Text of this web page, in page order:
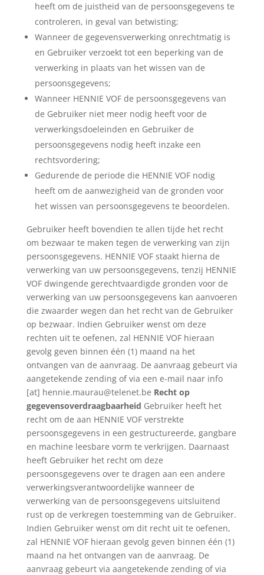
heeft om de juistheid van de persoonsgegevens te
controleren, in geval van betwisting;
Wanneer de gegevensverwerking onrechtmatig is
en Gebruiker verzoekt tot een beperking van de
verwerking in plaats van het wissen van de
persoonsgegevens;
Wanneer HENNIE VOF de persoonsgegevens van
de Gebruiker niet meer nodig heeft voor de
verwerkingsdoeleinden en Gebruiker de
persoonsgegevens nodig heeft inzake een
rechtsvordering;
Gedurende de periode die HENNIE VOF nodig
heeft om de aanwezigheid van de gronden voor
het wissen van persoonsgegevens te beoordelen.
Gebruiker heeft bovendien te allen tijde het recht
om bezwaar te maken tegen de verwerking van zijn
persoonsgegevens. HENNIE VOF staakt hierna de
verwerking van uw persoonsgegevens, tenzij HENNIE
VOF dwingende gerechtvaardigde gronden voor de
verwerking van uw persoonsgegevens kan aanvoeren
die zwaarder wegen dan het recht van de Gebruiker
op bezwaar. Indien Gebruiker wenst om deze
rechten uit te oefenen, zal HENNIE VOF hieraan
gevolg geven binnen één (1) maand na het
ontvangen van de aanvraag. De aanvraag gebeurt via
aangetekende zending of via een e-mail naar info
[at] hennie.maurau@telenet.be Recht op
gegevensoverdraagbaarheid Gebruiker heeft het
recht om de aan HENNIE VOF verstrekte
persoonsgegevens in een gestructureerde, gangbare
en machine leesbare vorm te verkrijgen. Daarnaast
heeft Gebruiker het recht om deze
persoonsgegevens over te dragen aan een andere
verwerkingsverantwoordelijke wanneer de
verwerking van de persoonsgegevens uitsluitend
rust op de verkregen toestemming van de Gebruiker.
Indien Gebruiker wenst om dit recht uit te oefenen,
zal HENNIE VOF hieraan gevolg geven binnen één (1)
maand na het ontvangen van de aanvraag. De
aanvraag gebeurt via aangetekende zending of via